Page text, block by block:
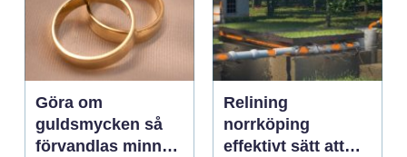
Göra om
guldsmycken så
förvandlas minnen
Relining
norrköping
effektivt sätt att